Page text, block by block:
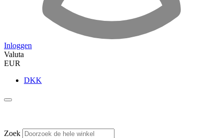
Inloggen
Valuta
EUR
DKK
Zoek